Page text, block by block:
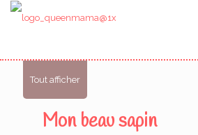
Tout afficher
Mon beau sapin